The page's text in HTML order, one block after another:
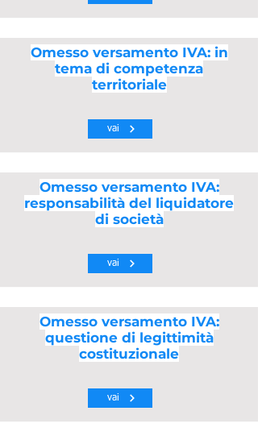
Omesso versamento IVA: in
tema di competenza
territoriale
vai
Omesso versamento IVA:
responsabilità del liquidatore
di società
vai
Omesso versamento IVA:
questione di legittimità
costituzionale
vai